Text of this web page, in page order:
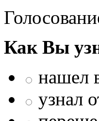
Как Вы
нашел
узнал